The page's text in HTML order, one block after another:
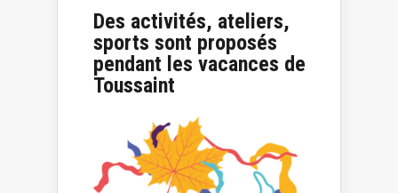
Des activités, ateliers,
sports sont proposés
pendant les vacances de
Toussaint